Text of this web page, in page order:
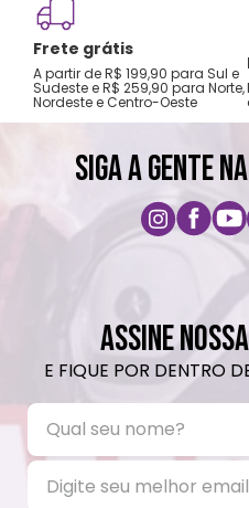
Frete grátis
A partir de R$ 199,90 para Sul e
Sudeste e R$ 259,90 para Norte,
Nordeste e Centro-Oeste
SIGA A GENTE
ASSINE
E FIQUE POR DENTRO